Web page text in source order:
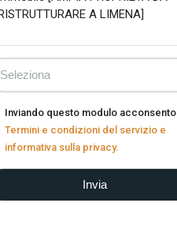
Seleziona
Inviando questo modulo acconsento
Termini e condizioni del servizio e
informativa sulla privacy.
Invia